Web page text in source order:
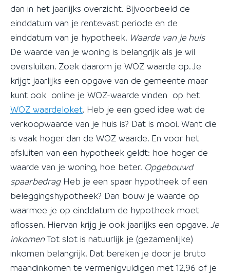
dan in het jaarlijks overzicht. Bijvoorbeeld de
einddatum van je rentevast periode en de
einddatum van je hypotheek. Waarde van je huis
De waarde van je woning is belangrijk als je wil
oversluiten. Zoek daarom je WOZ waarde op. Je
krijgt jaarlijks een opgave van de gemeente maar
kunt ook online je WOZ-waarde vinden op het
WOZ waardeloket. Heb je een goed idee wat de
verkoopwaarde van je huis is? Dat is mooi. Want die
is vaak hoger dan de WOZ waarde. En voor het
afsluiten van een hypotheek geldt: hoe hoger de
waarde van je woning, hoe beter. Opgebouwd
spaarbedragHeb je een spaar hypotheek of een
beleggingshypotheek? Dan bouw je waarde op
waarmee je op einddatum de hypotheek moet
aflossen. Hiervan krijg je ook jaarlijks een opgave. Je
inkomenTot slot is natuurlijk je (gezamenlijke)
inkomen belangrijk. Dat bereken je door je bruto
maandinkomen te vermenigvuldigen met 12,96 of je